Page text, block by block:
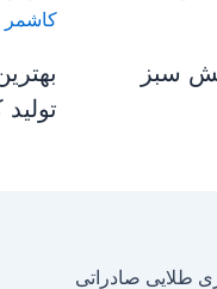
سبز
طلایی صادراتی